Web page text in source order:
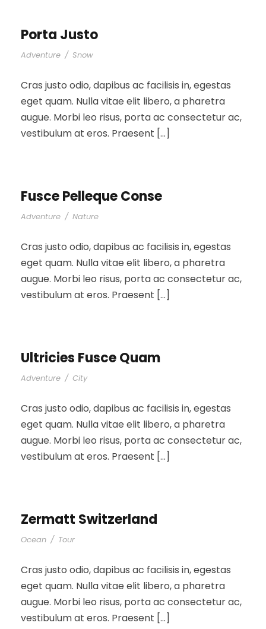
Porta Justo
Adventure / Snow
Cras justo odio, dapibus ac facilisis in, egestas
eget quam. Nulla vitae elit libero, a pharetra
augue. Morbi leo risus, porta ac consectetur ac,
vestibulum at eros. Praesent […]
Fusce Pelleque Conse
Adventure / Nature
Cras justo odio, dapibus ac facilisis in, egestas
eget quam. Nulla vitae elit libero, a pharetra
augue. Morbi leo risus, porta ac consectetur ac,
vestibulum at eros. Praesent […]
Ultricies Fusce Quam
Adventure / City
Cras justo odio, dapibus ac facilisis in, egestas
eget quam. Nulla vitae elit libero, a pharetra
augue. Morbi leo risus, porta ac consectetur ac,
vestibulum at eros. Praesent […]
Zermatt Switzerland
Ocean / Tour
Cras justo odio, dapibus ac facilisis in, egestas
eget quam. Nulla vitae elit libero, a pharetra
augue. Morbi leo risus, porta ac consectetur ac,
vestibulum at eros. Praesent […]